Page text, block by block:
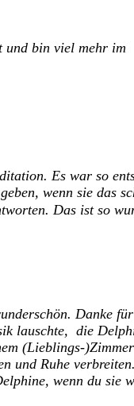
und bin viel mehr im
Es war so
wenn sie das
Das ist so
Danke
lauschte, die
(Lieblings-
und Ruhe
wenn du sie